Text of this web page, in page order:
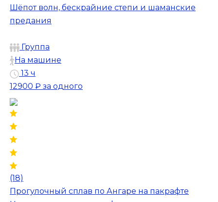
Шёпот волн, бескрайние степи и шаманские
предания
Группа
На машине
13 ч
12900 ₽ за одного
(18)
Прогулочный сплав по Ангаре на пакрафте